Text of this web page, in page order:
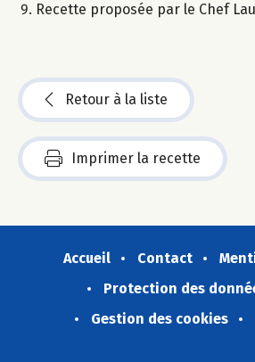
Recette proposée par le Chef
Retour à la liste
Imprimer la recette
Accueil Contact
Protection des
Gestion des cookies